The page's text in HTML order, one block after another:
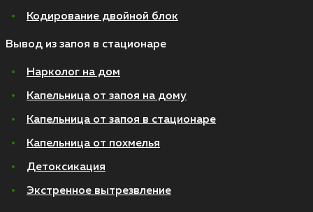
Кодирование двойной блок
Вывод из запоя в стационаре
Нарколог на дом
Капельница от запоя на дому
Капельница от запоя в стационаре
Капельница от похмелья
Детоксикация
Экстренное вытрезвление